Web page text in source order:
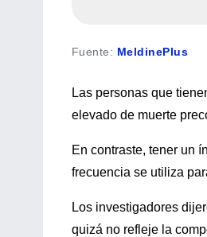
Fuente: MeldinePlus
Las personas que
elevado de muerte
En contraste, tener un
frecuencia se utiliza
Los investigadores
quizá no refleje la